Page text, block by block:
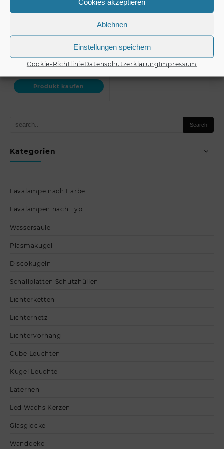
Ablehnen
Einstellungen speichern
Cookie-RichtlinieDatenschutzerklärung Impressum
Kategorien
Lavalampe nach Farbe
Lavalampen nach Typ
Wassersäule
Plasmakugel
Discokugeln
Schallplatten Schutzhüllen
Lichterketten
Lichternetz
Lichtervorhang
Cube Leuchten
Kugel Leuchte
Laternen
Led Wachs Kerzen
Glasglocke
Wanddeko
OMNITRONIC
Wallbracket for PAS-21…
€59,90
Produkt kaufen
TÜV/GS schwarz +
STV3529 Adapter lang //
…